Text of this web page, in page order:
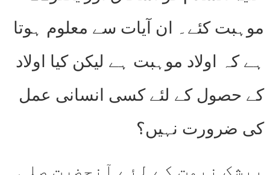
موہبت کئے۔ ان آیات سے معلوم ہوتا
ہے کہ اولاد موہبت ہے لیکن کیا اولاد
کے حصول کے لئے کسی انسانی عمل
کی ضرورت نہیں؟
بیشک نبوت کے لئے آنحضرت صلی